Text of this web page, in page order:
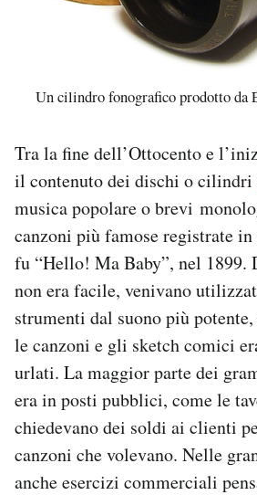
Un cilindro fonografico prodotto da
Tra la fine dell’Ottocento e
il contenuto dei dischi o cilindri
musica popolare o brevi
canzoni più famose registrate
fu “Hello! Ma Baby”, nel 1899.
non era facile, venivano
strumenti dal suono più
le canzoni e gli sketch comici
urlati. La maggior parte dei
era in posti pubblici, come le
chiedevano dei soldi ai clienti
canzoni che volevano. Nelle
anche esercizi commerciali